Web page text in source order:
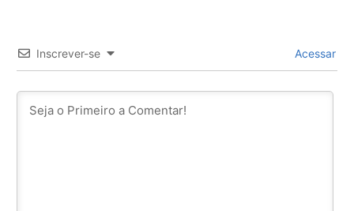
Inscrever-se Acessar